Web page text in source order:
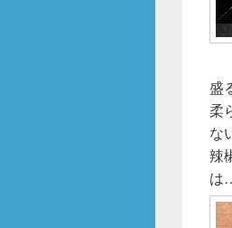
盛
柔
な
辣
は